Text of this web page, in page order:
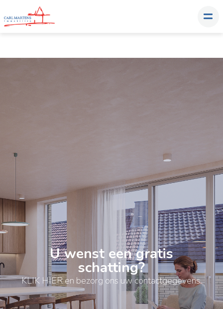
U wenst een gratis
schatting?
KLIK HIER en bezorg ons uw contactgegevens.